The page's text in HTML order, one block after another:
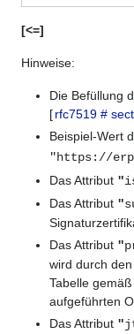
[<=]
Hinweise:
Die Befüllung
[rfc7519 #
Beispiel-Wert
"https://
Das Attribut "
Das Attribut "
Das Attribut "
wird durch
Tabelle
aufgeführten
Das Attribut "